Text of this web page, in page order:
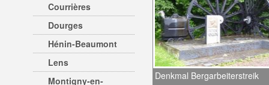
Courrières
Dourges
Hénin-Beaumont
Lens
Montigny-en-
Denkmal Bergarbeiterstreik